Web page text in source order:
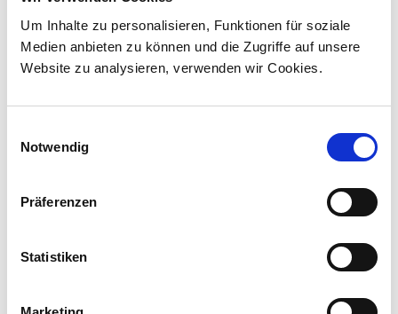
Um Inhalte zu personalisieren, Funktionen für soziale
Medien anbieten zu können und die Zugriffe auf unsere
Website zu analysieren, verwenden wir Cookies.
Notwendig
Präferenzen
Statistiken
Lokomotivauftrag in Kanada ...